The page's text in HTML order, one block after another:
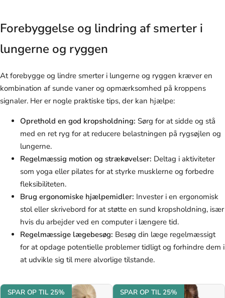
Forebyggelse og lindring af smerter i
lungerne og ryggen
At forebygge og lindre smerter i lungerne og ryggen kræver en
kombination af sunde vaner og opmærksomhed på kroppens
signaler. Her er nogle praktiske tips, der kan hjælpe:
Oprethold en god kropsholdning: Sørg for at sidde og stå
med en ret ryg for at reducere belastningen på rygsøjlen og
lungerne.
Regelmæssig motion og strækøvelser: Deltag i aktiviteter
som yoga eller pilates for at styrke musklerne og forbedre
fleksibiliteten.
Brug ergonomiske hjælpemidler: Invester i en ergonomisk
stol eller skrivebord for at støtte en sund kropsholdning, især
hvis du arbejder ved en computer i længere tid.
Regelmæssige lægebesøg: Besøg din læge regelmæssigt
for at opdage potentielle problemer tidligt og forhindre dem i
at udvikle sig til mere alvorlige tilstande.
SPAR OP TIL 25% SPAR OP TIL 25%